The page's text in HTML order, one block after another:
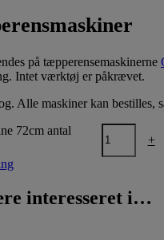
på tæpperensemaskinerne
Intet værktøj er påkrævet.
Alle maskiner kan bestilles,
72cm antal
+
interesseret i…